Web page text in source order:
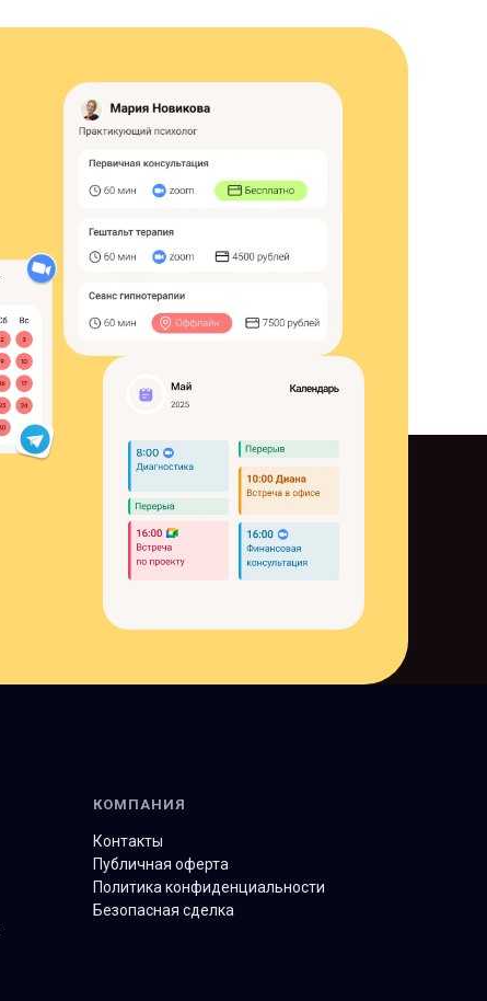
КОМПАНИЯ
Контакты
Публичная оферта
Политика конфиденциальности
Безопасная сделка